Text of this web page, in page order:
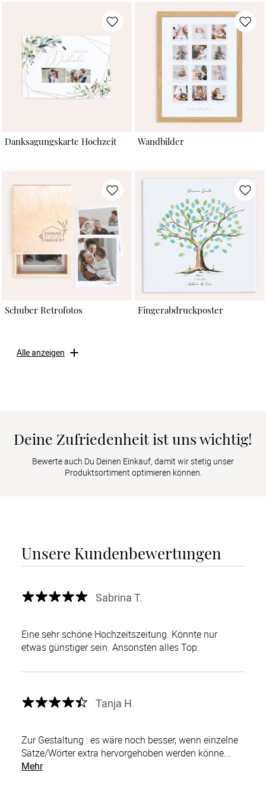
Danksagungskarte Hochzeit Wandbilder
Schuber Retrofotos Fingerabdruckposter
Alle anzeigen
Deine Zufriedenheit ist uns wichtig!
Bewerte auch Du Deinen Einkauf, damit wir stetig unser
Produktsortiment optimieren können.
Unsere Kundenbewertungen
Sabrina T.
Eine sehr schöne Hochzeitszeitung. Könnte nur
etwas günstiger sein. Ansonsten alles Top.
Tanja H.
Zur Gestaltung : es wäre noch besser, wenn einzelne
Sätze/Wörter extra hervorgehoben werden könne...
Mehr